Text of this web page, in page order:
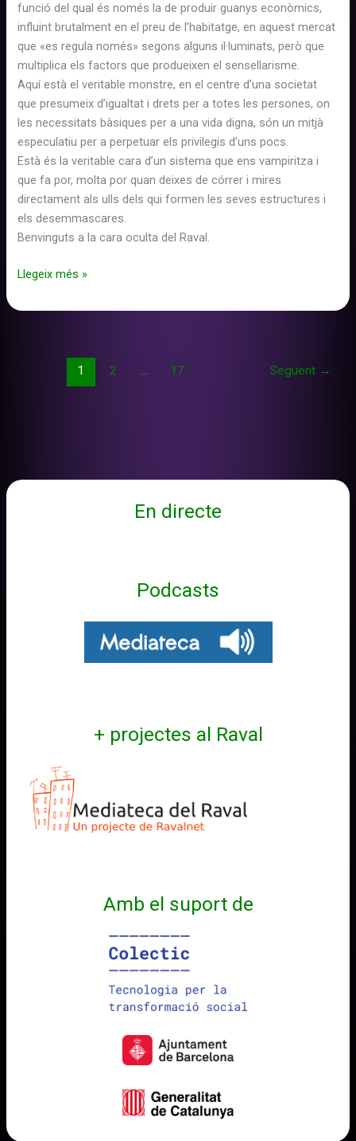
funció del qual és només la de produir guanys econòmics,
influint brutalment en el preu de l’habitatge, en aquest mercat
que «es regula només» segons alguns il·luminats, però que
multiplica els factors que produeixen el sensellarisme.
Aquí està el veritable monstre, en el centre d’una societat
que presumeix d’igualtat i drets per a totes les persones, on
les necessitats bàsiques per a una vida digna, són un mitjà
especulatiu per a perpetuar els privilegis d’uns pocs.
Està és la veritable cara d’un sistema que ens vampiritza i
que fa por, molta por quan deixes de córrer i mires
directament als ulls dels qui formen les seves estructures i
els desemmascares.
Benvinguts a la cara oculta del Raval.
El
Oscuro
a
Llegeix més »
1 2 … 17 Següent →
En directe
Podcasts
+ projectes al Raval
Amb el suport de